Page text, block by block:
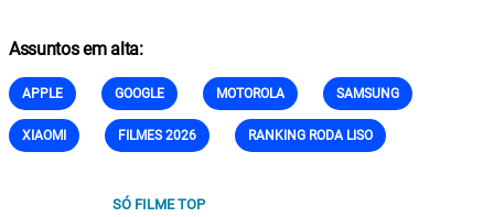
Assuntos em alta:
APPLE GOOGLE MOTOROLA SAMSUNG
XIAOMI FILMES 2026 RANKING RODA LISO
SÓ FILME TOP